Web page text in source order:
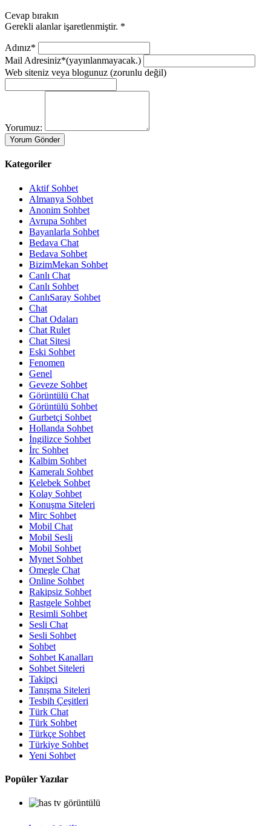
Cevap bırakın
Gerekli alanlar işaretlenmiştir. *
Adınız*
Mail Adresiniz*(yayınlanmayacak.)
Web siteniz veya blogunuz (zorunlu değil)
Yorumuz:
Kategoriler
Aktif Sohbet
Almanya Sohbet
Anonim Sohbet
Avrupa Sohbet
Bayanlarla Sohbet
Bedava Chat
Bedava Sohbet
BizimMekan Sohbet
Canlı Chat
Canlı Sohbet
CanlıSaray Sohbet
Chat
Chat Odaları
Chat Rulet
Chat Sitesi
Eski Sohbet
Fenomen
Genel
Geveze Sohbet
Görüntülü Chat
Görüntülü Sohbet
Gurbetçi Sohbet
Hollanda Sohbet
İngilizce Sohbet
İrc Sohbet
Kalbim Sohbet
Kameralı Sohbet
Kelebek Sohbet
Kolay Sohbet
Konuşma Siteleri
Mirc Sohbet
Mobil Chat
Mobil Sesli
Mobil Sohbet
Mynet Sohbet
Omegle Chat
Online Sohbet
Rakipsiz Sohbet
Rastgele Sohbet
Resimli Sohbet
Sesli Chat
Sesli Sohbet
Sohbet
Sohbet Kanalları
Sohbet Siteleri
Takipçi
Tanışma Siteleri
Tesbih Çeşitleri
Türk Chat
Türk Sohbet
Türkçe Sohbet
Türkiye Sohbet
Yeni Sohbet
Popüler Yazılar